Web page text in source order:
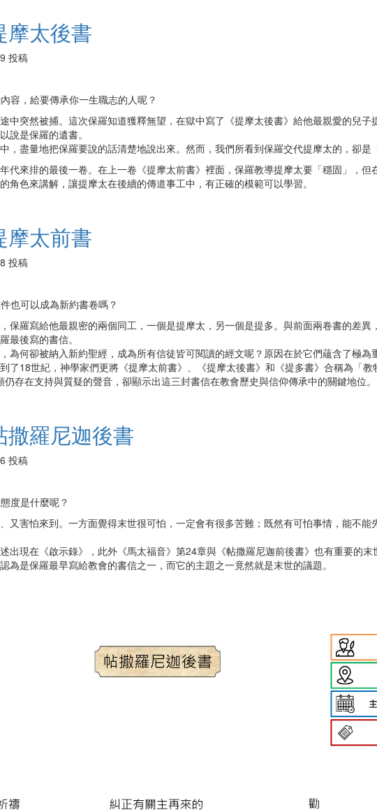
摩太後書
投稿
容，給要傳承你一生職志的人呢？
中突然被捕。這次保羅知道獲釋無望，在獄中寫了《提摩太後書》給他最親愛的兒子
說是保羅的遺書。
，盡量地把保羅要說的話清楚地說出來。然而，我們所看到保羅交代提摩太的，卻是
代來排的最後一卷。在上一卷《提摩太前書》裡面，保羅教導提摩太要「穩固」，但
角色來講解，讓提摩太在後續的傳道事工中，有正確的模範可以學習。
摩太前書
投稿
也可以成為新約書卷嗎？
保羅寫給他最親密的兩個同工，一個是提摩太，另一個是提多。與前面兩卷書的差異
最後寫的書信。
為何卻被納入新約聖經，成為所有信徒皆可閱讀的經文呢？原因在於它們蘊含了極為
了18世紀，神學家們更將《提摩太前書》、《提摩太後書》和《提多書》合稱為「教
仍存在支持與質疑的聲音，卻顯示出這三封書信在教會歷史與信仰傳承中的關鍵地位。
羅尼迦後書
投稿
度是什麼呢？
又害怕來到。一方面覺得末世很可怕，一定會有很多苦難；既然有可怕事情，能不能
出現在《啟示錄》，此外《馬太福音》第24章與《帖撒羅尼迦前後書》也有重要的末
為是保羅最早寫給教會的書信之一，而它的主題之一竟然就是末世的議題。